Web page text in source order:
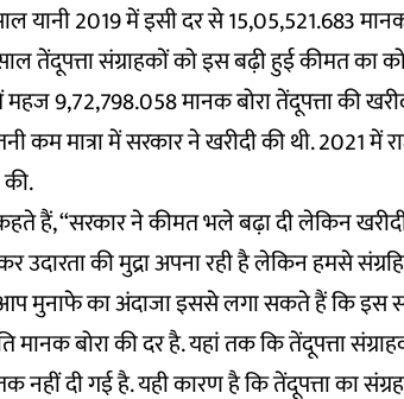
यानी 2019 में इसी दर से 15,05,521.683
तेंदूपत्ता संग्राहकों को इस बढ़ी हुई कीमत का
9,72,798.058 मानक बोरा तेंदूपत्ता की
मात्रा में सरकार ने खरीदी की थी. 2021 में
हैं, “सरकार ने कीमत भले बढ़ा दी लेकिन
की मुद्रा अपना रही है लेकिन हमसे
मुनाफे का अंदाजा इससे लगा सकते हैं कि इस
मानक बोरा की दर है. यहां तक कि तेंदूपत्ता
नहीं दी गई है. यही कारण है कि तेंदूपत्ता का